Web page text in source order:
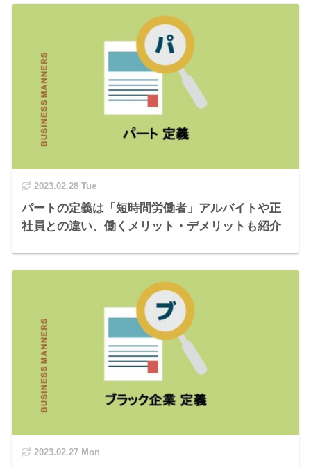
2023.02.28 Tue
パートの定義は「短時間労働者」アルバイトや正
社員との違い、働くメリット・デメリットも紹介
2023.02.27 Mon